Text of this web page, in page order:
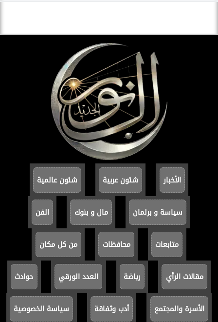
الأخبار شئون عربية شئون عالمية
سياسة و برلمان مال و بنوك الفن
متابعات محافظات من كل مكان
مقالات الرأي رياضة العدد الورقي حوادث
الأسرة والمجتمع أدب وثفاقة سياسة الخصوصية